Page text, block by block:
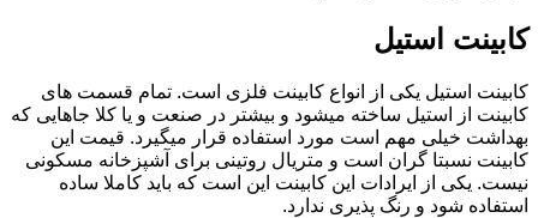
کابینت استیل
کابینت استیل یکی از انواع کابینت فلزی است. تمام قسمت های
کابینت از استیل ساخته میشود و بیشتر در صنعت و یا کلا جاهایی که
بهداشت خیلی مهم است مورد استفاده قرار میگیرد. قیمت این
کابینت نسبتا گران است و متریال روتینی برای آشپزخانه مسکونی
نیست. یکی از ایرادات این کابینت این است که باید کاملا ساده
استفاده شود و رنگ پذیری ندارد.